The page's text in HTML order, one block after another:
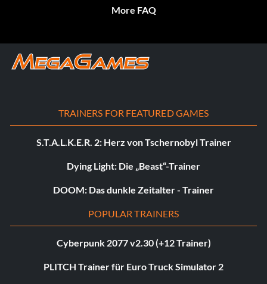
More FAQ
TRAINERS FOR FEATURED GAMES
S.T.A.L.K.E.R. 2: Herz von Tschernobyl Trainer
Dying Light: Die „Beast“-Trainer
DOOM: Das dunkle Zeitalter - Trainer
POPULAR TRAINERS
Cyberpunk 2077 v2.30 (+12 Trainer)
PLITCH Trainer für Euro Truck Simulator 2